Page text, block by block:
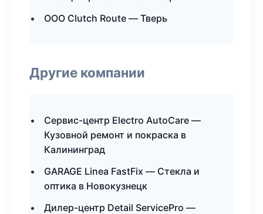
ООО Clutch Route — Тверь
Другие компании
Сервис-центр Electro AutoCare —
Кузовной ремонт и покраска в
Калининград
GARAGE Linea FastFix — Стекла и
оптика в Новокузнецк
Дилер-центр Detail ServicePro —